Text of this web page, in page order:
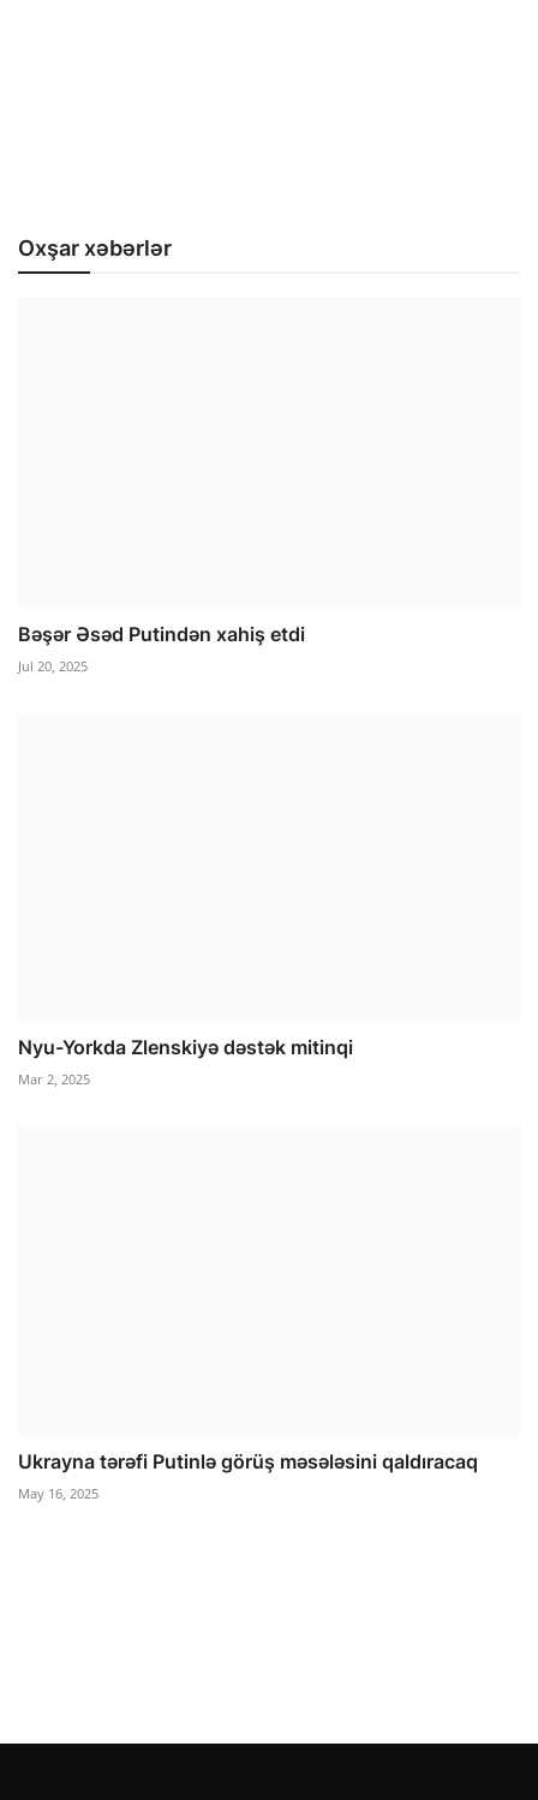
Oxşar xəbərlər
Bəşər Əsəd Putindən xahiş etdi
Jul 20, 2025
Nyu-Yorkda Zlenskiyə dəstək mitinqi
Mar 2, 2025
Ukrayna tərəfi Putinlə görüş məsələsini qaldıracaq
May 16, 2025